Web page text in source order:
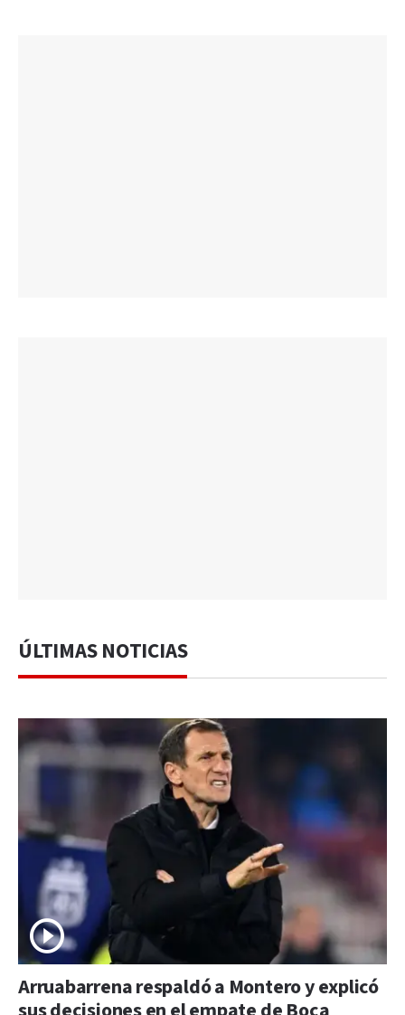
ÚLTIMAS NOTICIAS
Arruabarrena respaldó a Montero y explicó